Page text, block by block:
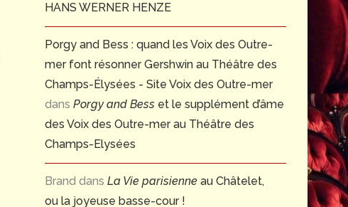
HANS WERNER HENZE
Porgy and Bess : quand les Voix des Outre-
mer font résonner Gershwin au Théâtre des
Champs-Élysées - Site Voix des Outre-mer
dans Porgy and Bess et le supplément d’âme
des Voix des Outre-mer au Théâtre des
Champs-Elysées
Brand dans La Vie parisienne au Châtelet,
ou la joyeuse basse-cour !